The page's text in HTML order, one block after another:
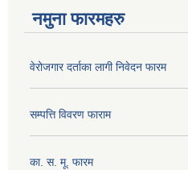
नमुना फारमहरु
वेरोजगार दर्ताका लागी निवेदन फारम
सम्पत्ति विवरण फाराम
का. स. मू. फारम